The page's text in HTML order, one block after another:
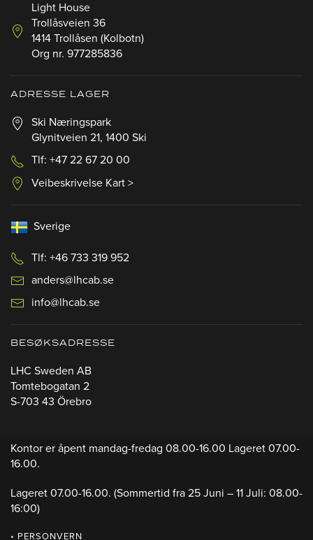
Light House
Trollåsveien 36
1414 Trollåsen (Kolbotn)
Org nr. 977285836
ADRESSE LAGER
Ski Næringspark
Glynitveien 21, 1400 Ski
Tlf: +47 22 67 20 00
Veibeskrivelse Kart >
Sverige
Tlf: +46 733 319 952
anders@lhcab.se
info@lhcab.se
BESØKSADRESSE
LHC Sweden AB
Tomtebogatan 2
S-703 43 Örebro
Kontor er åpent mandag-fredag 08.00-16.00 Lageret 07.00-
16.00.
Lageret 07.00-16.00. (Sommertid fra 25 Juni – 11 Juli: 08.00-
16:00)
• PERSONVERN